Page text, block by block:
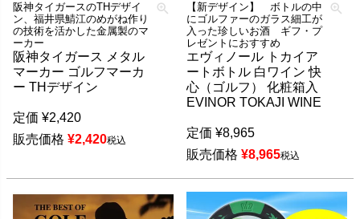
阪神タイガースのTHデザイ
ン、福井県鯖江のめがね作り
の技術を活かした金属製のマ
ーカー
阪神タイガース メタル
マーカー ゴルフマーカ
ー THデザイン
定価 ¥2,420
販売価格 ¥2,420税込
【新デザイン】 ボトルの中
にゴルファーのガラス細工が
入った珍しいお酒 ギフ・プ
レゼントにおすすめ
エヴィノール トカイア
ートボトル 白ワイン 快
心（ゴルフ） 化粧箱入
EVINOR TOKAJI WINE
定価 ¥8,965
販売価格 ¥8,965税込